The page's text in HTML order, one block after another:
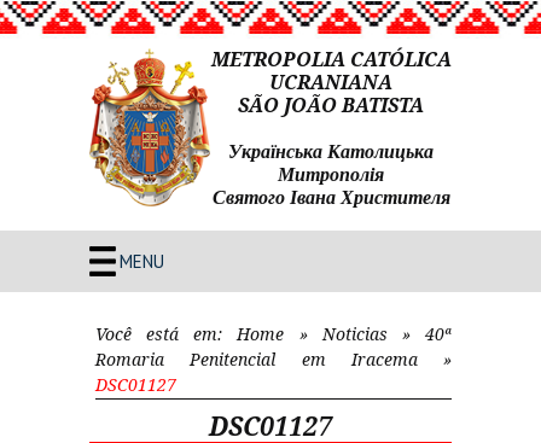
METROPOLIA CATÓLICA
UCRANIANA
SÃO JOÃO BATISTA
Українська Католицька
Митрополія
Святого Івана Христителя
MENU
Você está em: Home » Noticias »40ª
Romaria Penitencial em Iracema»
DSC01127
DSC01127